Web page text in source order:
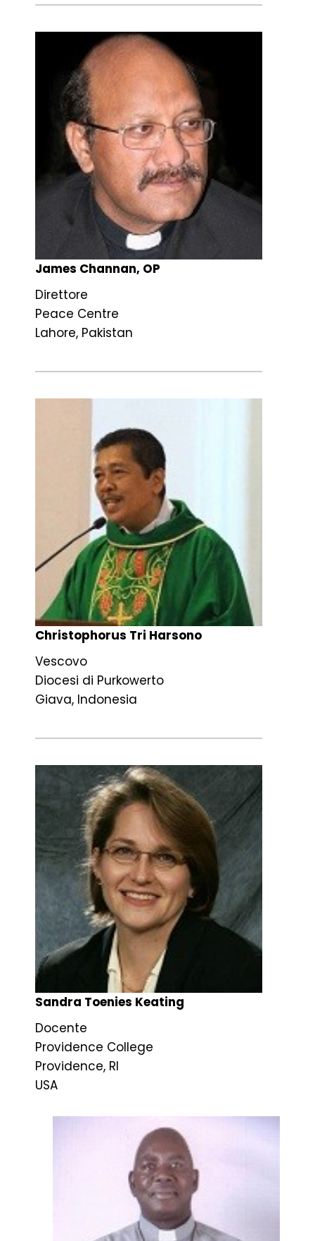
James Channan, OP
Direttore
Peace Centre
Lahore, Pakistan
Christophorus Tri Harsono
Vescovo
Diocesi di Purkowerto
Giava, Indonesia
Sandra Toenies Keating
Docente
Providence College
Providence, RI
USA